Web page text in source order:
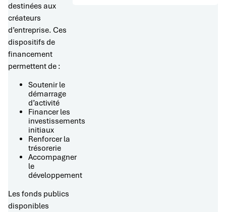
destinées aux
créateurs
d’entreprise. Ces
dispositifs de
financement
permettent de :
Soutenir le
démarrage
d’activité
Financer les
investissements
initiaux
Renforcer la
trésorerie
Accompagner
le
développement
Les fonds publics
disponibles